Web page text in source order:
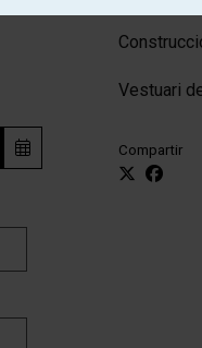
Vestuari
Compartir